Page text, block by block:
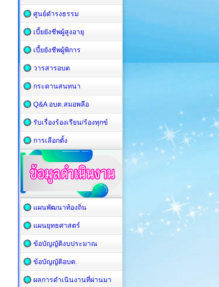
ศูนย์ดำรงธรรม
เบี้ยยังชีพผู้สูงอายุ
เบี้ยยังชีพผู้พิการ
วารสารอบต
กระดานสนทนา
Q&A อบต.สมอพลือ
รับเรื่องร้องเรียน/ร้องทุกข์
การเลือกตั้ง
แผนพัฒนาท้องถิ่น
แผนยุทธศาสตร์
ข้อบัญญัติงบประมาณ
ข้อบัญญัติอบต.
ผลการดำเนินงานที่ผ่านมา